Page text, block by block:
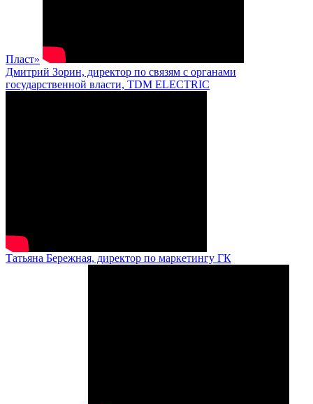
Пласт»
Дмитрий Зорин, директор по связям с органами
государственной власти, TDM ELECTRIC
Татьяна Бережная, директор по маркетингу ГК